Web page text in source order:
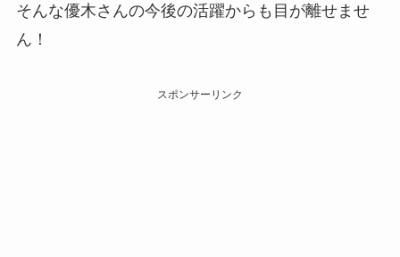
そんな優木さんの今後の活躍からも目が離せませ
ん！
スポンサーリンク